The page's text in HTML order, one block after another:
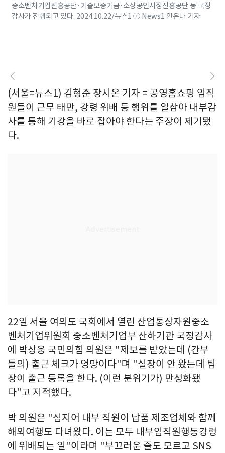
중소벤처기업진흥공단·기술보증기금·소상공인시장진흥공단 등 국정
감사가 진행되고 있다. 2024.10.22/뉴스1 ⓒ News1 안은나 기자
(서울=뉴스1) 김형준 장시온 기자 = 공영홈쇼핑 임직
원들이 근무 태만, 강령 위배 등 행위를 일삼아 내부감
사를 통해 기강을 바로 잡아야 한다는 주장이 제기됐
다.
22일 서울 여의도 국회에서 열린 산업통상자원중소
벤처기업위원회 중소벤처기업부 산하기관 국정감사
에 박상웅 국민의힘 의원은 "제보를 받았는데 (간부
들의) 출근 체크가 엉망이다"며 "실장이 안 왔는데 팀
장이 출근 등록을 한다. (이런 분위기가) 만성화됐
다"고 지적했다.
박 의원은 "심지어 내부 직원이 납품 제조업체와 함께
해외여행도 다녀왔다. 이는 모두 내부임직원행동강령
에 위배되는 일"이라며 "부끄러운 줄도 모르고 SNS